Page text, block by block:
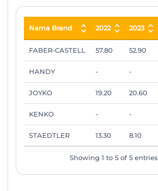
Nama Brand 2022 2023
Nama Brand 2022 2023
FABER-CASTELL 57.80 52.90
HANDY - -
JOYKO 19.20 20.60
KENKO - -
STAEDTLER 13.30 8.10
Showing 1 to 5 of 5 entries